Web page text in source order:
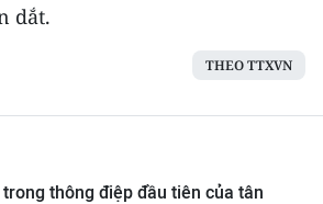
dắt.
THEO TTXVN
trong thông điệp đầu tiên của tân